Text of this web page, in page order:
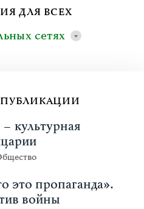
культурная
это пропаганда».
войны
ДЛЯ ВСЕХ
сетях